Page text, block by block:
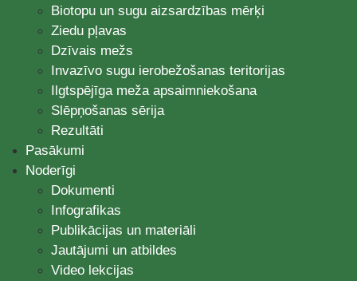
Biotopu un sugu aizsardzības mērķi
Ziedu pļavas
Dzīvais mežs
Invazīvo sugu ierobežošanas teritorijas
Ilgtspējīga meža apsaimniekošana
Slēpņošanas sērija
Rezultāti
Pasākumi
Noderīgi
Dokumenti
Infografikas
Publikācijas un materiāli
Jautājumi un atbildes
Video lekcijas